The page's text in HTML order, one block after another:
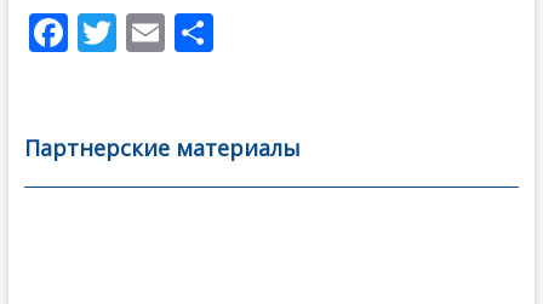
F
b
o
T
er
E
l
О
а
в
Партнерские материалы